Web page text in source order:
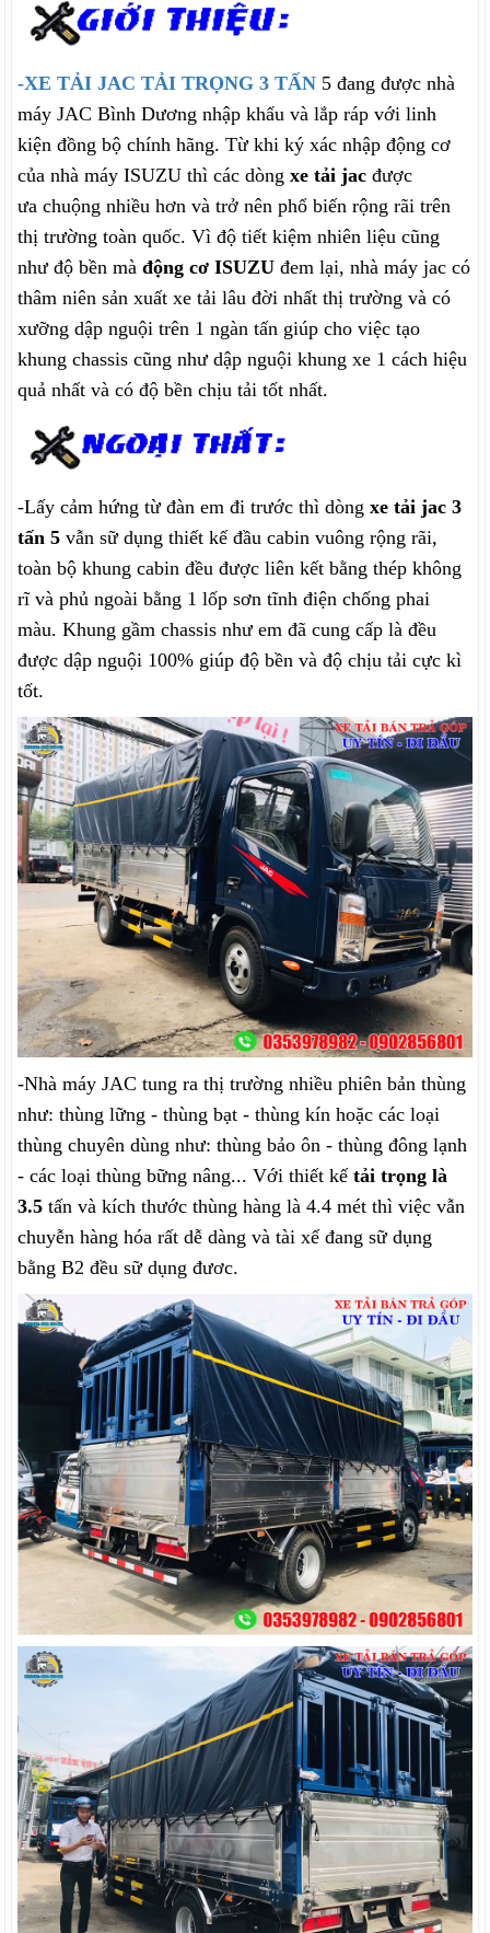
-XE TẢI JAC TẢI TRỌNG 3 TẤN 5 đang được nhà
máy JAC Bình Dương nhập khẩu và lắp ráp với linh
kiện đồng bộ chính hãng. Từ khi ký xác nhập động cơ
của nhà máy ISUZU thì các dòngxe tải jac được
ưa chuộng nhiều hơn và trở nên phổ biến rộng rãi trên
thị trường toàn quốc. Vì độ tiết kiệm nhiên liệu cũng
như độ bền màđộng cơ ISUZU đem lại, nhà máy jac có
thâm niên sản xuất xe tải lâu đời nhất thị trường và có
xưỡng dập nguội trên 1 ngàn tấn giúp cho việc tạo
khung chassis cũng như dập nguội khung xe 1 cách hiệu
quả nhất và có độ bền chịu tải tốt nhất.
-Lấy cảm hứng từ đàn em đi trước thì dòngxe tải jac 3
tấn 5 vẫn sữ dụng thiết kế đầu cabin vuông rộng rãi,
toàn bộ khung cabin đều được liên kết bằng thép không
rĩ và phủ ngoài bằng 1 lốp sơn tĩnh điện chống phai
màu. Khung gầm chassis như em đã cung cấp là đều
được dập nguội 100% giúp độ bền và độ chịu tải cực kì
tốt.
-Nhà máy JAC tung ra thị trường nhiều phiên bản thùng
như: thùng lững - thùng bạt - thùng kín hoặc các loại
thùng chuyên dùng như: thùng bảo ôn - thùng đông lạnh
- các loại thùng bững nâng... Với thiết kếtải trọng là
3.5 tấn và kích thước thùng hàng là 4.4 mét thì việc vẫn
chuyễn hàng hóa rất dễ dàng và tài xế đang sữ dụng
bằng B2 đều sữ dụng đươc.